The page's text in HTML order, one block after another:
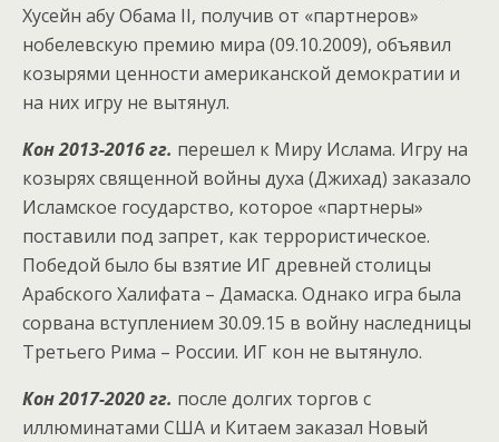
Хусейн абу Обама II, получив от «партнеров»
нобелевскую премию мира (09.10.2009), объявил
козырями ценности американской демократии и
на них игру не вытянул.
Кон 2013-2016 гг. перешел к Миру Ислама. Игру на
козырях священной войны духа (Джихад) заказало
Исламское государство, которое «партнеры»
поставили под запрет, как террористическое.
Победой было бы взятие ИГ древней столицы
Арабского Халифата – Дамаска. Однако игра была
сорвана вступлением 30.09.15 в войну наследницы
Третьего Рима – России. ИГ кон не вытянуло.
Кон 2017-2020 гг. после долгих торгов с
иллюминатами США и Китаем заказал Новый